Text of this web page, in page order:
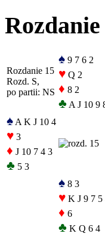
Rozdanie
Rozdanie 15
Rozd. S,
po partii: NS
♠ 9 7 6 2
♥ Q 2
♦ 8 2
♣ A J 10 9
♠ A K J 10 4
♥ 3
♦ J 10 7 4 3
♣ 5 3
♠ 8 3
♥ K J 9 7 5
♦ 6
♣ K Q 6 4